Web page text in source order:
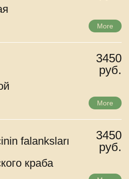
More
3450
руб.
More
falanksları
3450
руб.
краба